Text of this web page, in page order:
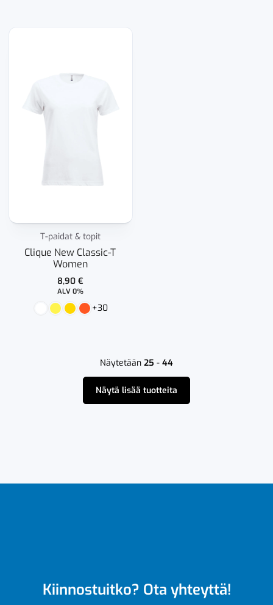
T-paidat & topit
Clique New Classic-T
Women
8,90€
ALV 0%
+30
Näytetään 25 - 44
Näytä lisää tuotteita
Kiinnostuitko? Ota yhteyttä!